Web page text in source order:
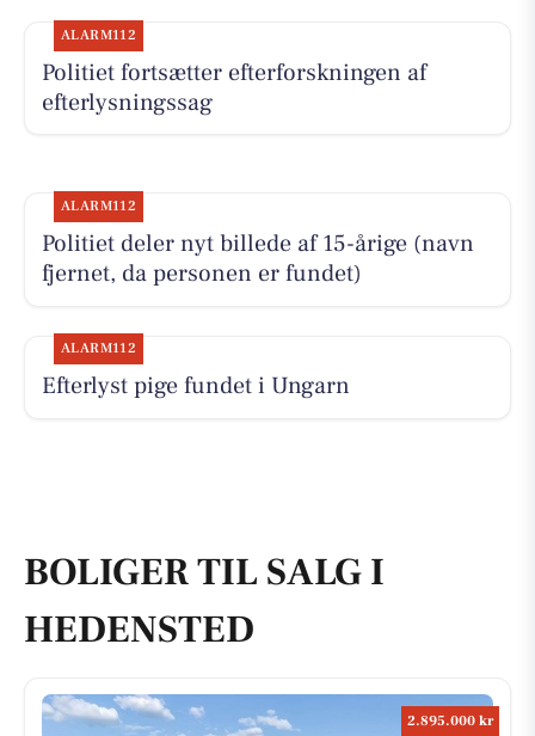
ALARM112
Politiet fortsætter efterforskningen af
efterlysningssag
ALARM112
Politiet deler nyt billede af 15-årige (navn
fjernet, da personen er fundet)
ALARM112
Efterlyst pige fundet i Ungarn
BOLIGER TIL SALG I
HEDENSTED
2.895.000 kr